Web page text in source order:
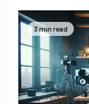
3 min read